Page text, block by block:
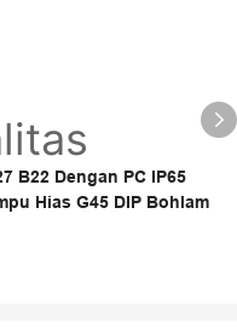
B22 Dengan PC IP65
Hias G45 DIP Bohlam